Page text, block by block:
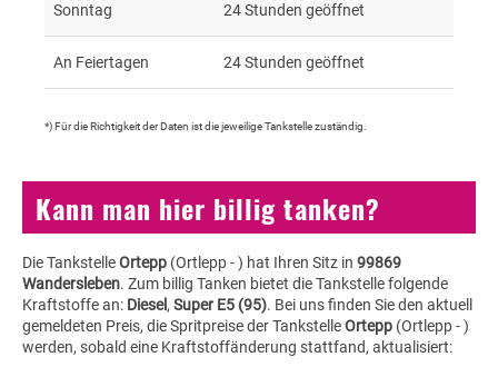
Sonntag 24 Stunden geöffnet
An Feiertagen 24 Stunden geöffnet
*) Für die Richtigkeit der Daten ist die jeweilige Tankstelle zuständig.
Kann man hier billig tanken?
Die TankstelleOrtepp (Ortlepp - ) hat Ihren Sitz in 99869
Wandersleben. Zum billig Tanken bietet die Tankstelle folgende
Kraftstoffe an: Diesel, Super E5 (95). Bei uns finden Sie den aktuell
gemeldeten Preis, die Spritpreise der TankstelleOrtepp (Ortlepp - )
werden, sobald eine Kraftstoffänderung stattfand, aktualisiert: